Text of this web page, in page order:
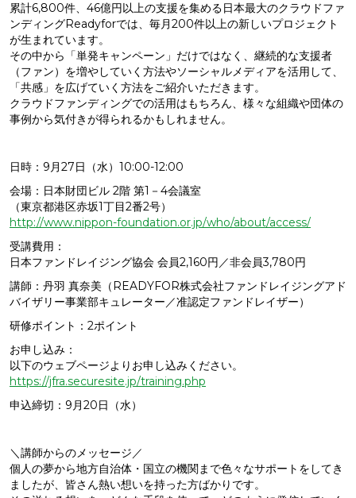
累計6,800件、46億円以上の支援を集める日本最大のクラウドファ
ンディングReadyforでは、毎月200件以上の新しいプロジェクト
が生まれています。
その中から「単発キャンペーン」だけではなく、継続的な支援者
（ファン）を増やしていく方法やソーシャルメディアを活用して、
「共感」を広げていく方法をご紹介いただきます。
クラウドファンディングでの活用はもちろん、様々な組織や団体の
事例から気付きが得られるかもしれません。
日時：9月27日（水）10:00-12:00
会場：日本財団ビル 2階 第1－4会議室
（東京都港区赤坂1丁目2番2号）
http://www.nippon-foundation.or.jp/who/about/access/
受講費用：
日本ファンドレイジング協会 会員2,160円／非会員3,780円
講師：丹羽 真奈美（READYFOR株式会社ファンドレイジングアド
バイザリー事業部キュレーター／准認定ファンドレイザー）
研修ポイント：2ポイント
お申し込み：
以下のウェブページよりお申し込みください。
https://jfra.securesite.jp/training.php
申込締切：9月20日（水）
＼講師からのメッセージ／
個人の夢から地方自治体・国立の機関まで色々なサポートをしてき
ましたが、皆さん熱い想いを持った方ばかりです。